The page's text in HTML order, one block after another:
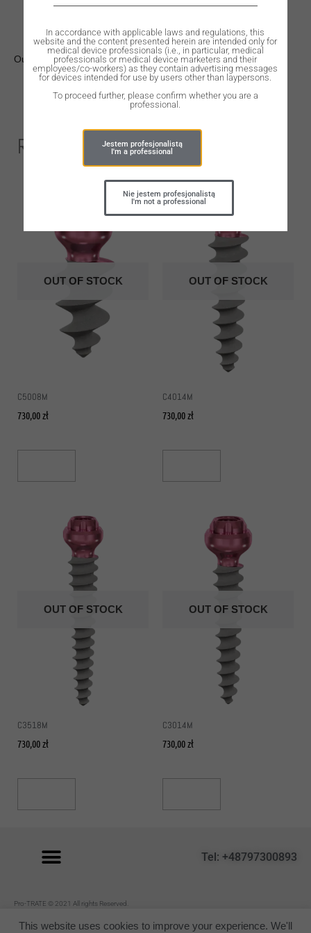
Out of stock
Related Products
OUT OF STOCK
C5008M
730,00zł
OUT OF STOCK
C4014M
730,00zł
OUT OF STOCK
C3518M
730,00zł
OUT OF STOCK
C3014M
730,00zł
Tel: +48797300893
Pro-TRATE © 2021 All rights Reserved.
This website uses cookies to improve your experience. We'll
In accordance with applicable laws and regulations, this
website and the content presented herein are intended only for
medical device professionals (i.e., in particular, medical
professionals or medical device marketers and their
employees/co-workers) as they contain advertising messages
for devices intended for use by users other than laypersons.
To proceed further, please confirm whether you are a
professional.
Jestem profesjonalistą
I'm a professional
Nie jestem profesjonalistą
I'm not a professional